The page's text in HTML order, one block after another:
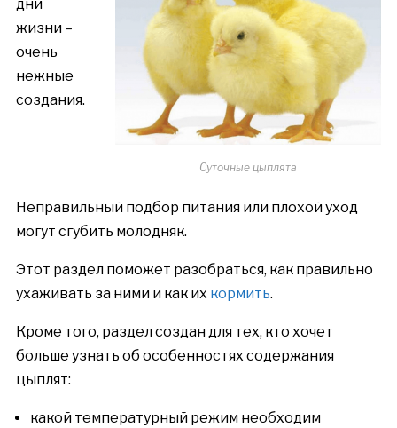
Суточные цыплята
дни
жизни –
очень
нежные
создания.
Неправильный подбор питания или плохой уход
могут сгубить молодняк.
Этот раздел поможет разобраться, как правильно
ухаживать за ними и как их кормить.
Кроме того, раздел создан для тех, кто хочет
больше узнать об особенностях содержания
цыплят:
какой температурный режим необходим